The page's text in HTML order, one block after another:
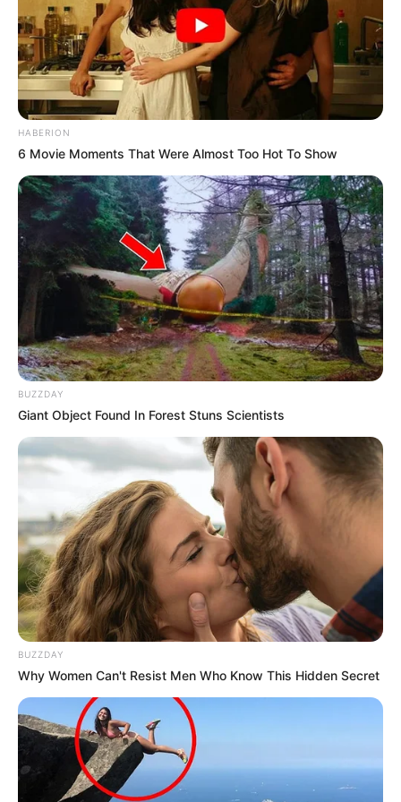
Gény.com : 5 – 13 – 6 – 11 – 8 – 15 – 14
Gazette-des-Courses : 6 – 1 – 16 – 14 – 5 – 3 – 13 – 4
Le-Parisien : 5 – 6 – 3 – 14 – 16 – 13 – 1 – 10
Républicain-Lorrain : 5 – 6 – 13 – 16 – 10 – 14 – 3 – 15
Ouest-France : 6 – 16 – 3 – 15 – 11 – 2 – 14 – 8
Paris-Courses.com : 16 – 5 – 3 – 1 – 15 – 6 – 4 – 13
Suite des pronostics de la Presse
PMU
Paris-Courses : 16 – 5 – 3 – 1 – 15 – 6 – 4 – 13
Paris-Turf : 6 – 16 – 3 – 5 – 13 – 15 – 4 – 9
Paris-Turf-TIP : 6 – 16 – 3 – 13 – 4 – 5 – 1 – 11
Paris-turf.com : 6 – 3 – 16 – 4 – 5 – 13 – 15 – 2
Pronos-START : 8 – 6 – 16 – 5 – 10 – 11 – 3
Scoopdyga : 5 – 6 – 13 – 16 – 10 – 14 – 8
Spécial-Dernière : 16 – 6 – 5 – 1 – 13 – 15 – 3 – 4
Tiercé-Magazine : 16 – 11 – 4 – 5 – 13 – 9 – 3 – 14
Turfomania M : 6 – 1 – 8 – 10 – 3 – 4 – 15 – 13
Tropiques-FM : 16 – 5 – 3 – 15 – 1 – 2 – 6 – 14
Week-End : 16 – 5 – 3 – 1 – 15 – 6 – 4 – 13
Week-End-Turf.com : 16 – 6 – 1 – 3 – 15 – 9 – 5 – 13
HABERION
6 Movie Moments That Were Almost Too Hot To Show
BUZZDAY
Giant Object Found In Forest Stuns Scientists
BUZZDAY
Why Women Can't Resist Men Who Know This Hidden Secret